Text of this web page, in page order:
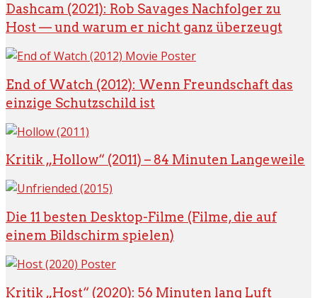
Dashcam (2021): Rob Savages Nachfolger zu
Host — und warum er nicht ganz überzeugt
End of Watch (2012): Wenn Freundschaft das
einzige Schutzschild ist
Kritik „Hollow“ (2011) – 84 Minuten Langeweile
Die 11 besten Desktop-Filme (Filme, die auf
einem Bildschirm spielen)
Kritik „Host“ (2020): 56 Minuten lang Luft